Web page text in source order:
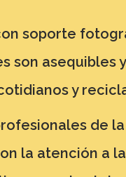
soporte
son asequibles
y
de
la atención a